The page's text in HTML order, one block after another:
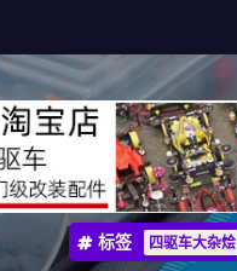
标签 四驱车大杂烩